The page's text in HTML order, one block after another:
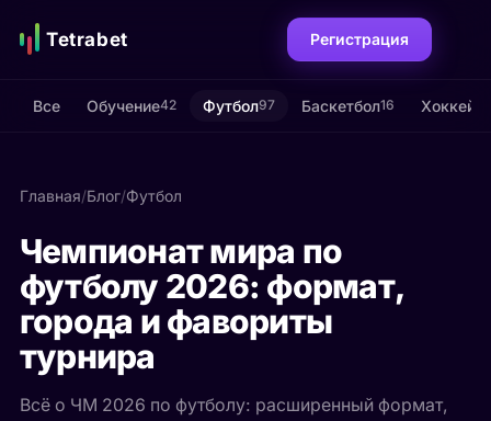
Tetrabet Регистрация
Все Обучение42 Футбол97 Баскетбол16 Хоккей
Главная/Блог/Футбол
Чемпионат мира по
футболу 2026: формат,
города и фавориты
турнира
Всё о ЧМ 2026 по футболу: расширенный формат,